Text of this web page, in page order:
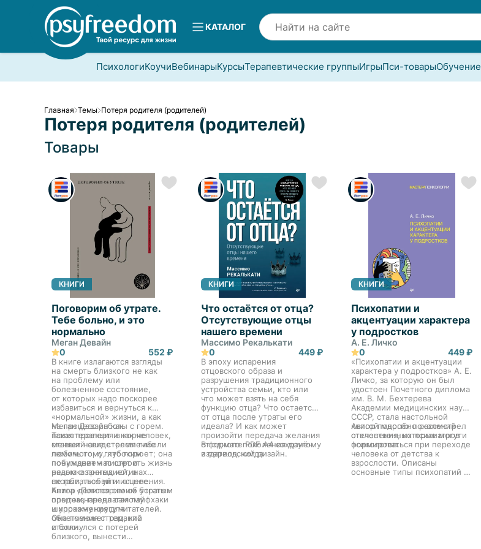
КАТАЛОГ
ПсихологиКоучиВебинарыКурсыТерапевтические группыИгрыПси-товарыОбучение
Главная Темы Потеря родителя (родителей)
Потеря родителя (родителей)
Товары
КНИГИ
Поговорим об утрате.
Тебе больно, и это
нормально
Меган Девайн
0
552 ₽
В книге излагаются взгляды
на смерть близкого не как
на проблему или
болезненное состояние,
от которых надо поскорее
избавиться и вернуться к
«нормальной» жизни, а как
на процесс работы с горем.
Такая проекция в корне
меняет наше стремление
помочь тому, кто горюет; она
побуждает нас строить жизнь
рядом с трагедией, а
не пытаться уйти от нее.
Меган Девайн как
психотерапевт и как человек,
ставший свидетелем гибели
любимого, с глубоким
пониманием пишет о
невысказанных истинах
скорби, любви и исцеления.
Автор делится своим богатым
опытом, предлагая лайфхаки
и упражнения для
облегчения страданий
и боли.
Книга «Поговорим об утрате»
предназначена самому
широкому кругу читателей.
Она поможет тем, кто
столкнулся с потерей
близкого, вынести
КНИГИ
Что остаётся от отца?
Отсутствующие отцы
нашего времени
Массимо Рекалькати
0
449 ₽
В эпоху испарения
отцовского образа и
разрушения традиционного
устройства семьи, кто или
что может взять на себя
функцию отца? Что остается
от отца после утраты его
идеала? И как может
произойти передача желания
от одного поколения другому
в период, когда
В формате PDF A4 сохранён
издательский дизайн.
КНИГИ
Психопатии и
акцентуации характера
у подростков
А. Е. Личко
0
449 ₽
«Психопатии и акцентуации
характера у подростков» А. Е.
Личко, за которую он был
удостоен Почетного диплома
им. В. М. Бехтерева
Академии медицинских наук
СССР, стала настольной
книгой многих поколений
отечественных психиатров и
психологов.
Автор подробно рассмотрел
отклонения, которые могут
формироваться при переходе
человека от детства к
взрослости. Описаны
основные типы психопатий и